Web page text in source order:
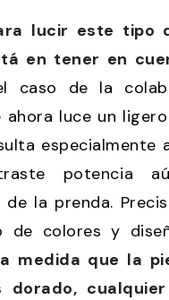
lucir este tipo
en tener en
caso de la
ahora luce un
especialmente
potencia
la prenda.
de colores y
a medida que la
dorado,